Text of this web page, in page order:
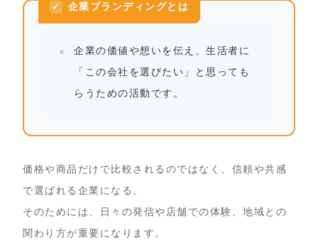
企業ブランディングとは
企業の価値や想いを伝え、生活者に
「この会社を選びたい」と思っても
らうための活動です。
価格や商品だけで比較されるのではなく、信頼や共感
で選ばれる企業になる。
そのためには、日々の発信や店舗での体験、地域との
関わり方が重要になります。